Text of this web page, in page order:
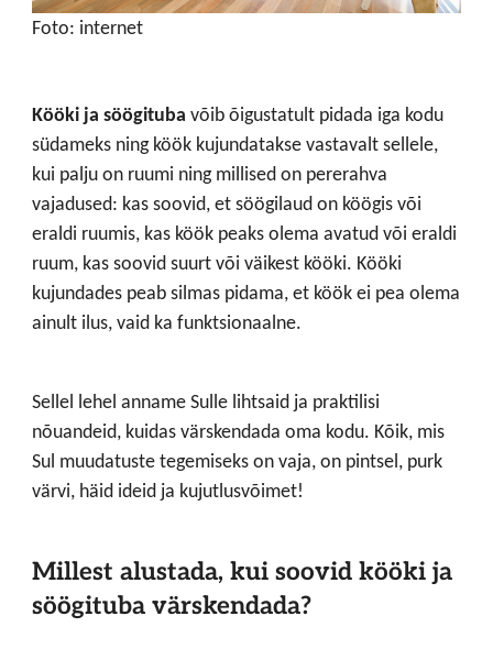
Foto: internet
Kööki ja söögituba võib õigustatult pidada iga kodu
südameks ning köök kujundatakse vastavalt sellele,
kui palju on ruumi ning millised on pererahva
vajadused: kas soovid, et söögilaud on köögis või
eraldi ruumis, kas köök peaks olema avatud või eraldi
ruum, kas soovid suurt või väikest kööki. Kööki
kujundades peab silmas pidama, et köök ei pea olema
ainult ilus, vaid ka funktsionaalne.
Sellel lehel anname Sulle lihtsaid ja praktilisi
nõuandeid, kuidas värskendada oma kodu. Kõik, mis
Sul muudatuste tegemiseks on vaja, on pintsel, purk
värvi, häid ideid ja kujutlusvõimet!
Millest alustada, kui soovid kööki ja
söögituba värskendada?